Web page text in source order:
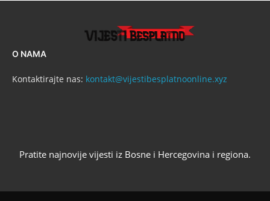
O NAMA
Kontaktirajte nas: kontakt@vijestibesplatnoonline.xyz
Pratite najnovije vijesti iz Bosne i Hercegovina i regiona.